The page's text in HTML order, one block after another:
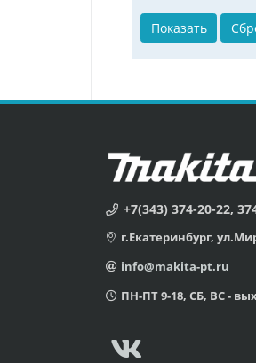
+7(343) 374-20-22,
г.Екатеринбург,
info@makita-pt.ru
ПН-ПТ 9-18, СБ, ВС -